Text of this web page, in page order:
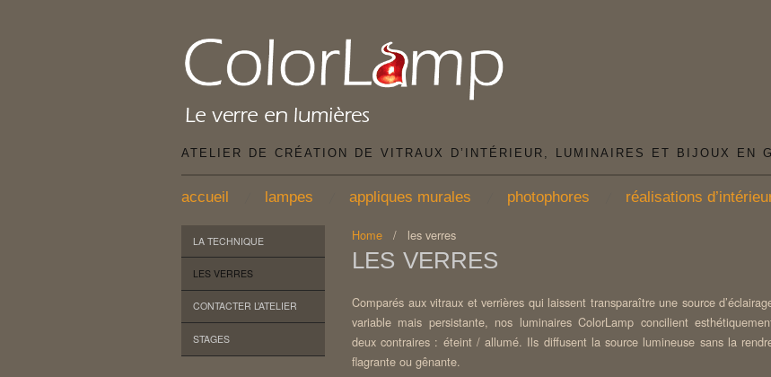
ATELIER DE CRÉATION DE VITRAUX D’INTÉRIEUR, LUMINAIRES ET BIJOUX EN
accueil lampes appliques murales photophores réalisations
LA TECHNIQUE
LES VERRES
CONTACTER L’ATELIER
STAGES
Home / les verres
LES VERRES
Comparés aux vitraux et verrières qui laissent transparaître une source
variable mais persistante, nos luminaires ColorLamp concilient
deux contraires : éteint / allumé. Ils diffusent la source lumineuse sans la
flagrante ou gênante.